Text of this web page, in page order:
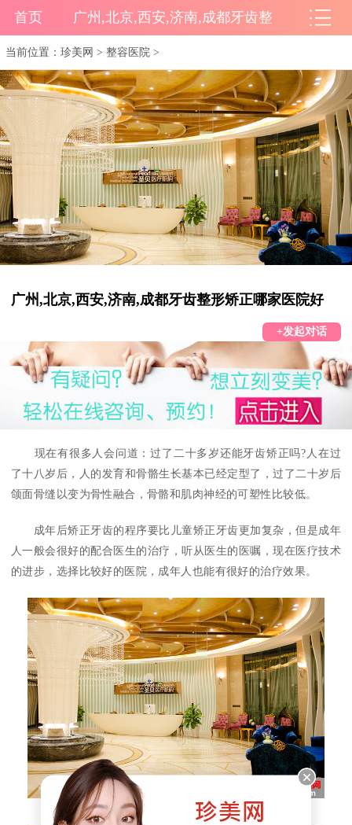
首页 广州,北京,西安,济南,成都牙齿整
当前位置：珍美网 >整容医院 >
广州,北京,西安,济南,成都牙齿整形矫正哪家医院好
+发起对话
现在有很多人会问道：过了二十多岁还能牙齿矫正吗?人在过
了十八岁后，人的发育和骨骼生长基本已经定型了，过了二十岁后
颌面骨缝以变为骨性融合，骨骼和肌肉神经的可塑性比较低。
成年后矫正牙齿的程序要比儿童矫正牙齿更加复杂，但是成年
人一般会很好的配合医生的治疗，听从医生的医嘱，现在医疗技术
的进步，选择比较好的医院，成年人也能有很好的治疗效果。